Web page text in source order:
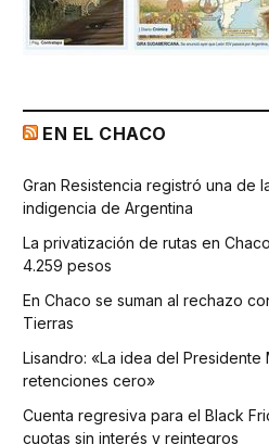
EN EL CHACO
Gran Resistencia registró una de
indigencia de Argentina
La privatización de rutas en
4.259 pesos
En Chaco se suman al rechazo
Tierras
Lisandro: «La idea del Presidente
retenciones cero»
Cuenta regresiva para el Black
cuotas sin interés y reintegros